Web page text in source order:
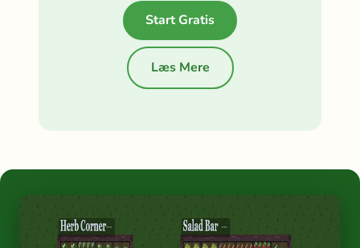
Start Gratis
Læs Mere